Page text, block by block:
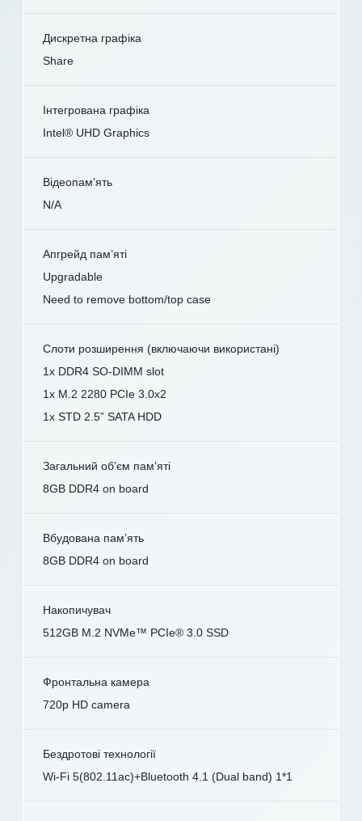
Дискретна графіка
Share
Інтегрована графіка
Intel® UHD Graphics
Відеопам’ять
N/A
Апгрейд пам’яті
Upgradable
Need to remove bottom/top case
Слоти розширення (включаючи використані)
1x DDR4 SO-DIMM slot
1x M.2 2280 PCIe 3.0x2
1x STD 2.5” SATA HDD
Загальний об’єм пам’яті
8GB DDR4 on board
Вбудована пам’ять
8GB DDR4 on board
Накопичувач
512GB M.2 NVMe™ PCIe® 3.0 SSD
Фронтальна камера
720p HD camera
Бездротові технології
Wi-Fi 5(802.11ac)+Bluetooth 4.1 (Dual band) 1*1